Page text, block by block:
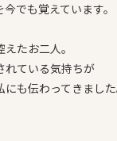
でも覚えています。
たお二人。
れている気持ちが
も伝わってきました